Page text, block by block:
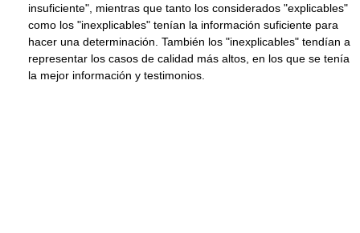
insuficiente", mientras que tanto los considerados "explicables"
como los "inexplicables" tenían la información suficiente para
hacer una determinación. También los "inexplicables" tendían a
representar los casos de calidad más altos, en los que se tenía
la mejor información y testimonios.